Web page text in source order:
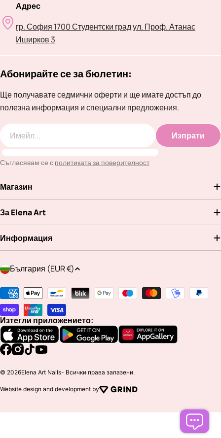
Адрес
гр. София 1700 Студентски град ул. Проф. Атанас
Иширков 3
Абонирайте се за бюлетин:
Ще получавате седмични оферти и ще имате достъп до
полезна информация и специални предложения.
Изпрати
Съгласявам се с политиката за поверителност
Магазин
За Elena Art
Информация
Д
р
ж
а
в
а
/
р
е
България (EUR €)
Методи
на
плащане
Изтегли приложението:
Facebook
Instagram
TikTokYouTube
© 2026Elena Art Nails- Всички права запазени.
Website design and development by